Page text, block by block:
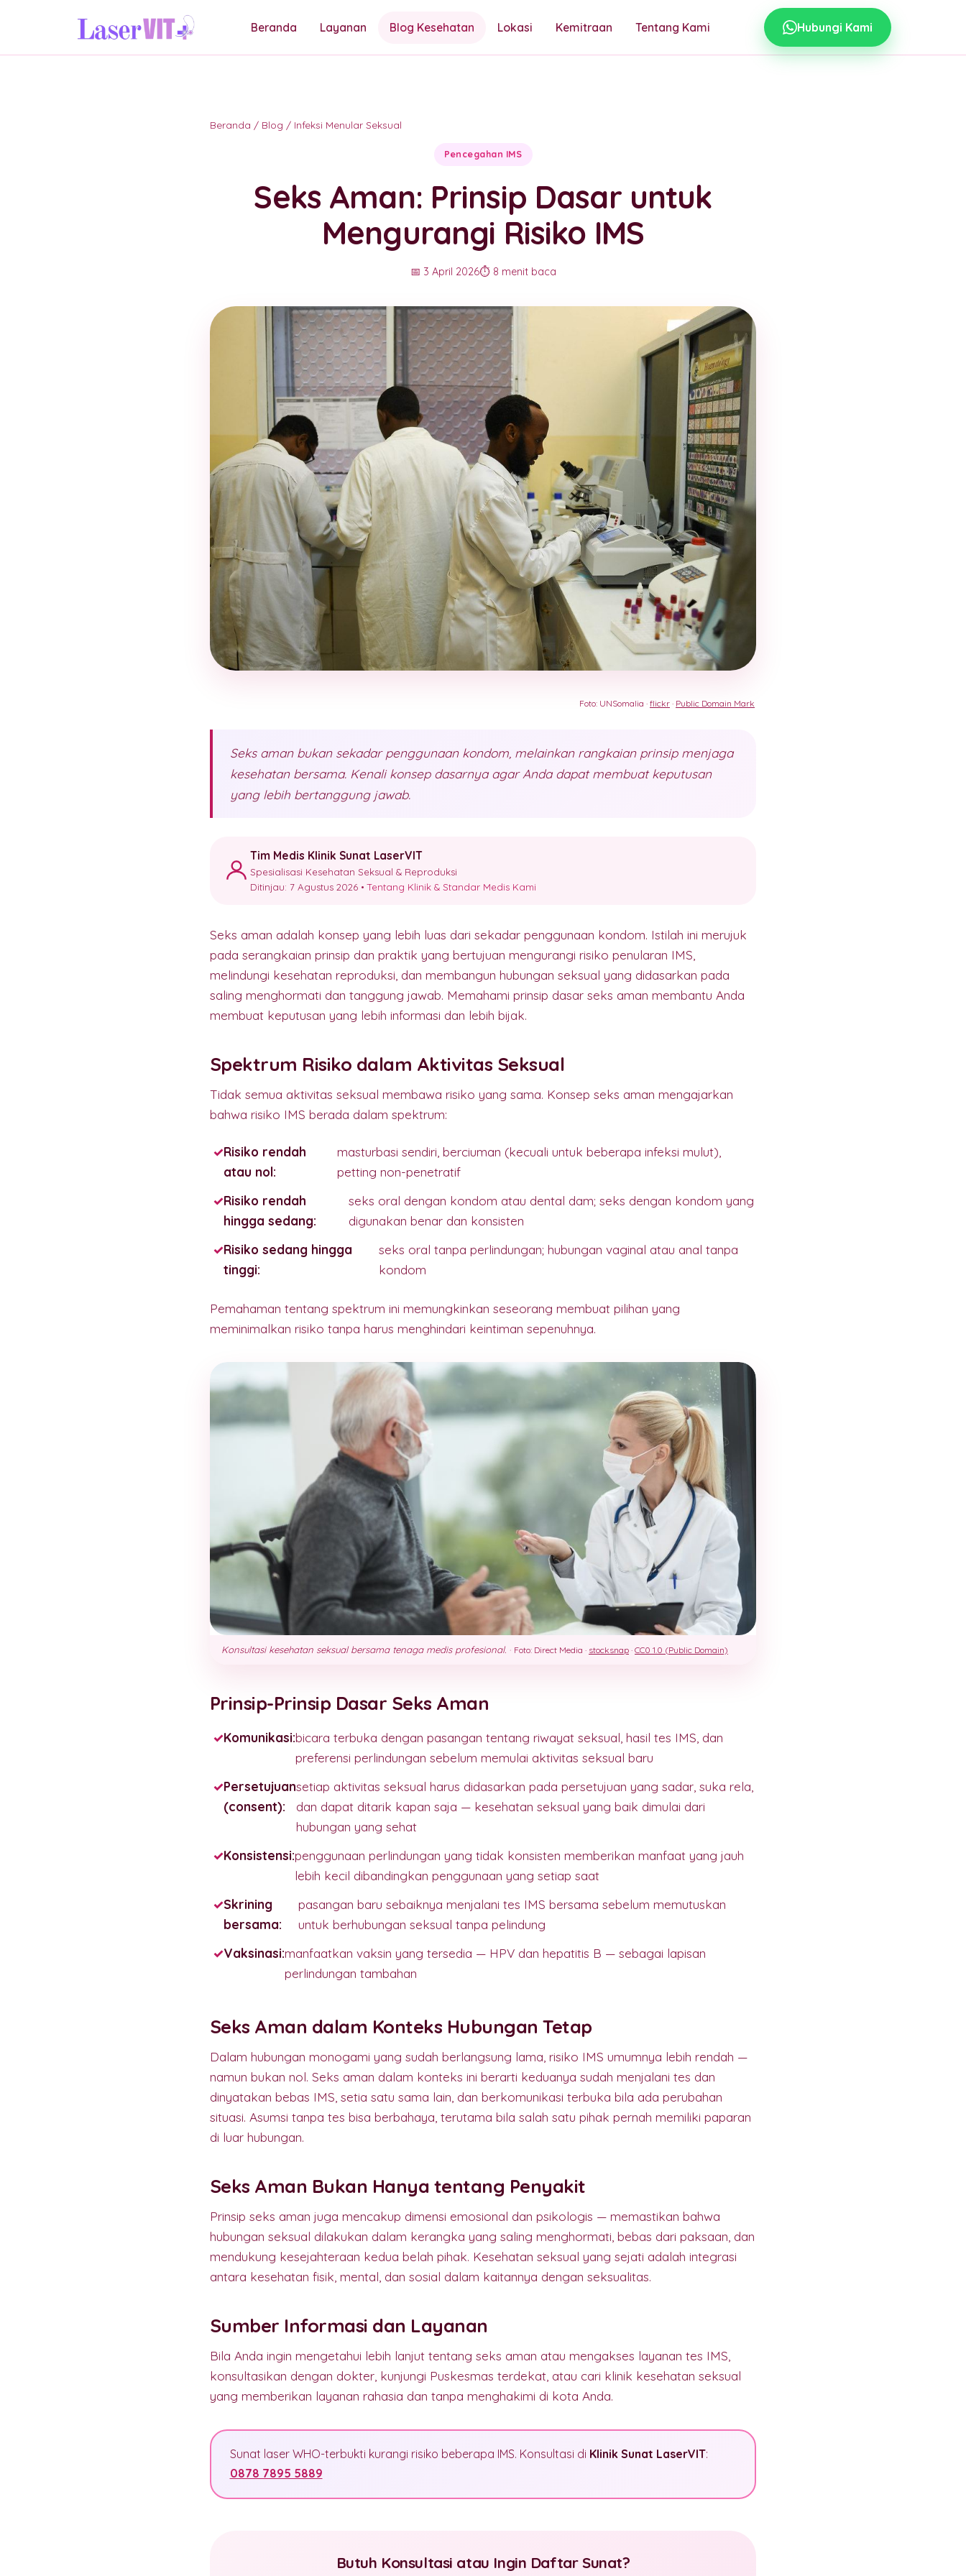
Beranda Layanan Blog Kesehatan Lokasi Kemitraan Tentang Kami Hubungi Kami
Beranda / Blog / Infeksi Menular Seksual
Pencegahan IMS
Seks Aman: Prinsip Dasar untuk
Mengurangi Risiko IMS
📅 3 April 2026⏱️ 8 menit baca
Foto: UNSomalia · flickr · Public Domain Mark
Seks aman bukan sekadar penggunaan kondom, melainkan rangkaian prinsip menjaga
kesehatan bersama. Kenali konsep dasarnya agar Anda dapat membuat keputusan
yang lebih bertanggung jawab.
Tim Medis Klinik Sunat LaserVIT
Spesialisasi Kesehatan Seksual & Reproduksi
Ditinjau: 7 Agustus 2026 •Tentang Klinik & Standar Medis Kami
Seks aman adalah konsep yang lebih luas dari sekadar penggunaan kondom. Istilah ini merujuk
pada serangkaian prinsip dan praktik yang bertujuan mengurangi risiko penularan IMS,
melindungi kesehatan reproduksi, dan membangun hubungan seksual yang didasarkan pada
saling menghormati dan tanggung jawab. Memahami prinsip dasar seks aman membantu Anda
membuat keputusan yang lebih informasi dan lebih bijak.
Spektrum Risiko dalam Aktivitas Seksual
Tidak semua aktivitas seksual membawa risiko yang sama. Konsep seks aman mengajarkan
bahwa risiko IMS berada dalam spektrum:
Risiko rendah
atau nol:
masturbasi sendiri, berciuman (kecuali untuk beberapa infeksi mulut),
petting non-penetratif
Risiko rendah
hingga sedang:
seks oral dengan kondom atau dental dam; seks dengan kondom yang
digunakan benar dan konsisten
Risiko sedang hingga
tinggi:
seks oral tanpa perlindungan; hubungan vaginal atau anal tanpa
kondom
Pemahaman tentang spektrum ini memungkinkan seseorang membuat pilihan yang
meminimalkan risiko tanpa harus menghindari keintiman sepenuhnya.
Konsultasi kesehatan seksual bersama tenaga medis profesional. · Foto: Direct Media · stocksnap · CC0 1.0 (Public Domain)
Prinsip-Prinsip Dasar Seks Aman
Komunikasi:bicara terbuka dengan pasangan tentang riwayat seksual, hasil tes IMS, dan
preferensi perlindungan sebelum memulai aktivitas seksual baru
Persetujuan
(consent):
setiap aktivitas seksual harus didasarkan pada persetujuan yang sadar, suka rela,
dan dapat ditarik kapan saja — kesehatan seksual yang baik dimulai dari
hubungan yang sehat
Konsistensi:penggunaan perlindungan yang tidak konsisten memberikan manfaat yang jauh
lebih kecil dibandingkan penggunaan yang setiap saat
Skrining
bersama:
pasangan baru sebaiknya menjalani tes IMS bersama sebelum memutuskan
untuk berhubungan seksual tanpa pelindung
Vaksinasi:manfaatkan vaksin yang tersedia — HPV dan hepatitis B — sebagai lapisan
perlindungan tambahan
Seks Aman dalam Konteks Hubungan Tetap
Dalam hubungan monogami yang sudah berlangsung lama, risiko IMS umumnya lebih rendah —
namun bukan nol. Seks aman dalam konteks ini berarti keduanya sudah menjalani tes dan
dinyatakan bebas IMS, setia satu sama lain, dan berkomunikasi terbuka bila ada perubahan
situasi. Asumsi tanpa tes bisa berbahaya, terutama bila salah satu pihak pernah memiliki paparan
di luar hubungan.
Seks Aman Bukan Hanya tentang Penyakit
Prinsip seks aman juga mencakup dimensi emosional dan psikologis — memastikan bahwa
hubungan seksual dilakukan dalam kerangka yang saling menghormati, bebas dari paksaan, dan
mendukung kesejahteraan kedua belah pihak. Kesehatan seksual yang sejati adalah integrasi
antara kesehatan fisik, mental, dan sosial dalam kaitannya dengan seksualitas.
Sumber Informasi dan Layanan
Bila Anda ingin mengetahui lebih lanjut tentang seks aman atau mengakses layanan tes IMS,
konsultasikan dengan dokter, kunjungi Puskesmas terdekat, atau cari klinik kesehatan seksual
yang memberikan layanan rahasia dan tanpa menghakimi di kota Anda.
Sunat laser WHO-terbukti kurangi risiko beberapa IMS. Konsultasi di Klinik Sunat LaserVIT:
0878 7895 5889
Butuh Konsultasi atau Ingin Daftar Sunat?